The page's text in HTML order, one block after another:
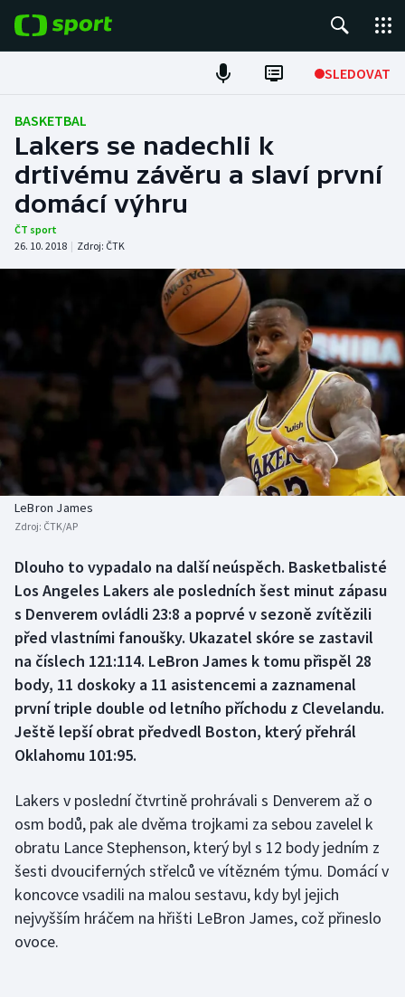
SLEDOVAT
Fotbal
Hokej
Tenis
Atletika
DALŠÍ SPORTY
Americký fotbal
Baseball a softbal
Basketbal
Biatlon
Box
Curling
Dostihy
Florbal
Futsal
Golf
Gymnastika
Házená
Jezdectví
NEPŘEHLÉDNĚTE
Soutěže
Historické návraty
Aplikace ČT sport
BASKETBAL
Lakers se nadechli k
drtivému závěru a slaví první
domácí výhru
ČT sport
26. 10. 2018 | Zdroj: ČTK
LeBron James
Zdroj: ČTK/AP
Dlouho to vypadalo na další neúspěch. Basketbalisté
Los Angeles Lakers ale posledních šest minut zápasu
s Denverem ovládli 23:8 a poprvé v sezoně zvítězili
před vlastními fanoušky. Ukazatel skóre se zastavil
na číslech 121:114. LeBron James k tomu přispěl 28
body, 11 doskoky a 11 asistencemi a zaznamenal
první triple double od letního příchodu z Clevelandu.
Ještě lepší obrat předvedl Boston, který přehrál
Oklahomu 101:95.
Lakers v poslední čtvrtině prohrávali s Denverem až o
osm bodů, pak ale dvěma trojkami za sebou zavelel k
obratu Lance Stephenson, který byl s 12 body jedním z
šesti dvouciferných střelců ve vítězném týmu. Domácí v
koncovce vsadili na malou sestavu, kdy byl jejich
nejvyšším hráčem na hřišti LeBron James, což přineslo
ovoce.